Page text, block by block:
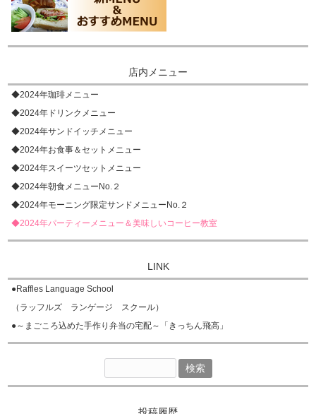
店内メニュー
◆2024年珈琲メニュー
◆2024年ドリンクメニュー
◆2024年サンドイッチメニュー
◆2024年お食事＆セットメニュー
◆2024年スイーツセットメニュー
◆2024年朝食メニューNo.２
◆2024年モーニング限定サンドメニューNo.２
◆2024年パーティーメニュー＆美味しいコーヒー教室
LINK
●Raffles Language School
（ラッフルズ ランゲージ スクール）
●～まごころ込めた手作り弁当の宅配～「きっちん飛高」
索: